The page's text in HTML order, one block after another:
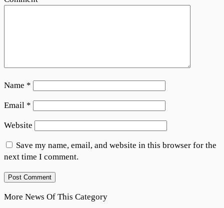
Name *
Email *
Website
Save my name, email, and website in this browser for the
next time I comment.
More News Of This Category